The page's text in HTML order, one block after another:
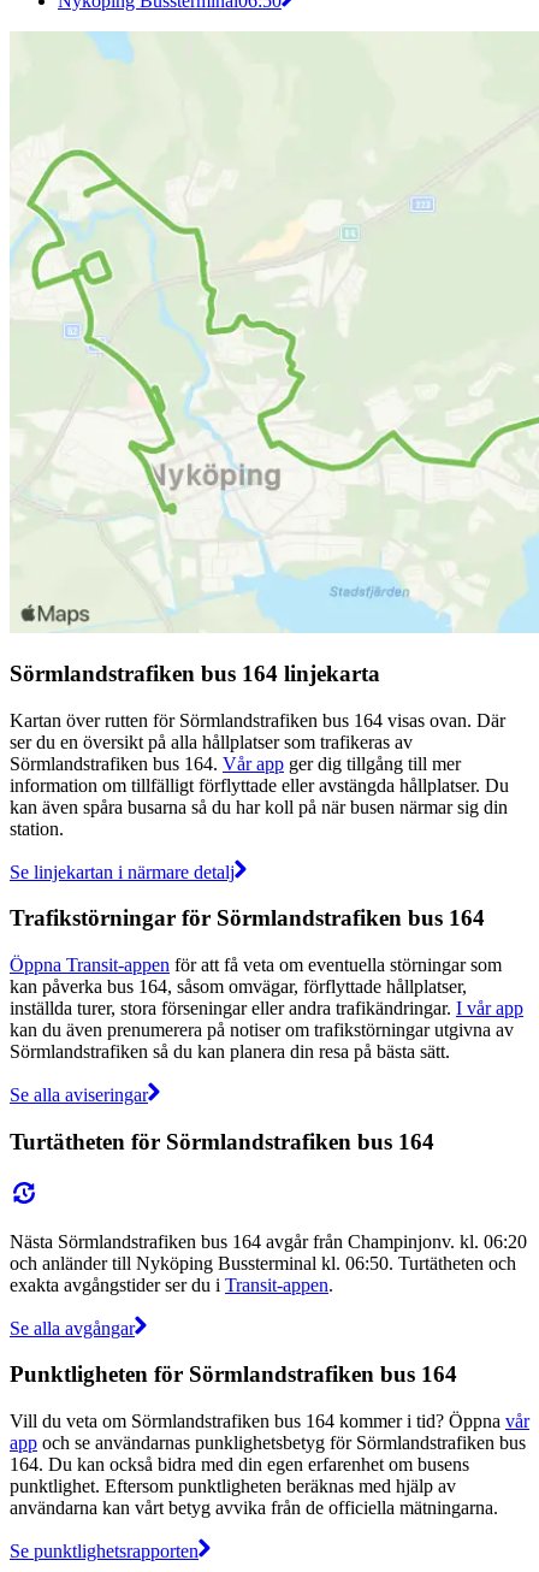
Sörmlandstrafiken bus 164 linjekarta
Kartan över rutten för Sörmlandstrafiken bus 164 visas ovan. Där
ser du en översikt på alla hållplatser som trafikeras av
Sörmlandstrafiken bus 164. Vår app ger dig tillgång till mer
information om tillfälligt förflyttade eller avstängda hållplatser. Du
kan även spåra busarna så du har koll på när busen närmar sig din
station.
Se linjekartan i närmare detalj
Trafikstörningar för Sörmlandstrafiken bus 164
Öppna Transit-appen för att få veta om eventuella störningar som
kan påverka bus 164, såsom omvägar, förflyttade hållplatser,
inställda turer, stora förseningar eller andra trafikändringar. I vår app
kan du även prenumerera på notiser om trafikstörningar utgivna av
Sörmlandstrafiken så du kan planera din resa på bästa sätt.
Se alla aviseringar
Turtätheten för Sörmlandstrafiken bus 164
Nästa Sörmlandstrafiken bus 164 avgår från Champinjonv. kl. 06:20
och anländer till Nyköping Bussterminal kl. 06:50. Turtätheten och
exakta avgångstider ser du i Transit-appen.
Se alla avgångar
Punktligheten för Sörmlandstrafiken bus 164
Vill du veta om Sörmlandstrafiken bus 164 kommer i tid? Öppna vår
app och se användarnas punklighetsbetyg för Sörmlandstrafiken bus
164. Du kan också bidra med din egen erfarenhet om busens
punktlighet. Eftersom punktligheten beräknas med hjälp av
användarna kan vårt betyg avvika från de officiella mätningarna.
Se punktlighetsrapporten